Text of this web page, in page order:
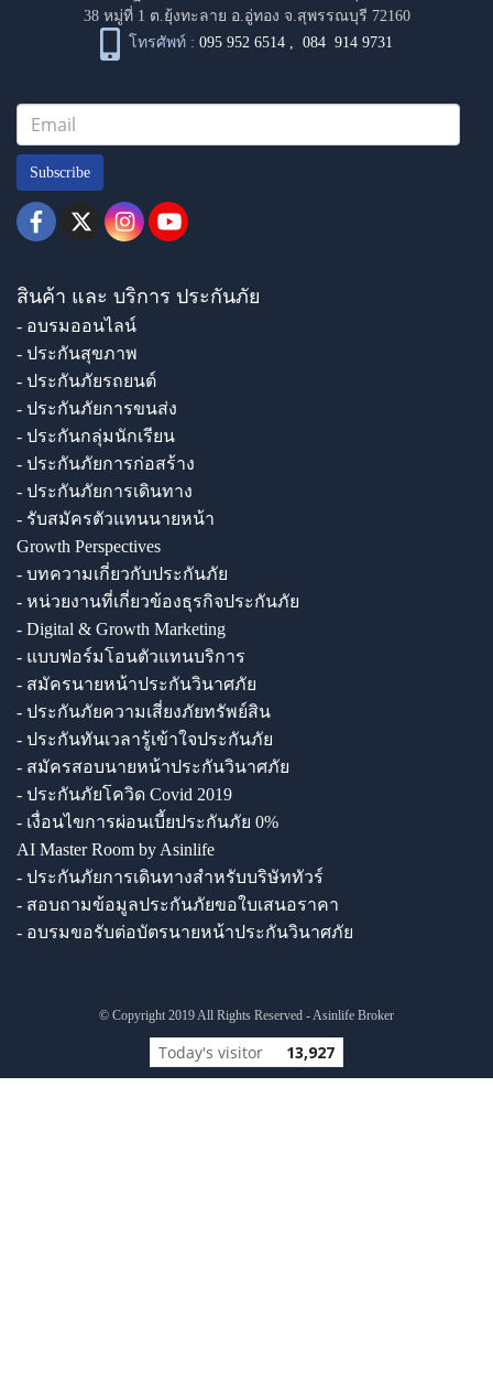
38 หมู่ที่ 1 ต.ยุ้งทะลาย อ.อู่ทอง จ.สุพรรณบุรี 72160
โทรศัพท์ : 095 952 6514 ,084 914 9731
Subscribe
สินค้า และ บริการ ประกันภัย
- อบรมออนไลน์
- ประกันสุขภาพ
- ประกันภัยรถยนต์
- ประกันภัยการขนส่ง
- ประกันกลุ่มนักเรียน
- ประกันภัยการก่อสร้าง
- ประกันภัยการเดินทาง
- รับสมัครตัวแทนนายหน้า
Growth Perspectives
- บทความเกี่ยวกับประกันภัย
- หน่วยงานที่เกี่ยวข้องธุรกิจประกันภัย
- Digital & Growth Marketing
- แบบฟอร์มโอนตัวแทนบริการ
- สมัครนายหน้าประกันวินาศภัย
- ประกันภัยความเสี่ยงภัยทรัพย์สิน
- ประกันทันเวลารู้เข้าใจประกันภัย
- สมัครสอบนายหน้าประกันวินาศภัย
- ประกันภัยโควิด Covid 2019
- เงื่อนไขการผ่อนเบี้ยประกันภัย 0%
AI Master Room by Asinlife
- ประกันภัยการเดินทางสำหรับบริษัททัวร์
- สอบถามข้อมูลประกันภัยขอใบเสนอราคา
- อบรมขอรับต่อบัตรนายหน้าประกันวินาศภัย
© Copyright 2019 All Rights Reserved - Asinlife Broker
Today's visitor 13,927